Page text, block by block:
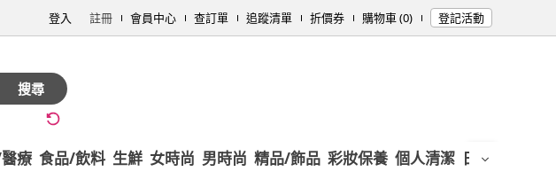
登入 註冊 會員中心 查訂單 追蹤清單 折價券 購物車 (0) 登記活動
搜尋
療 食品/飲料 生鮮 女時尚 男時尚 精品/飾品 彩妝保養 個人清潔 日用/紙品